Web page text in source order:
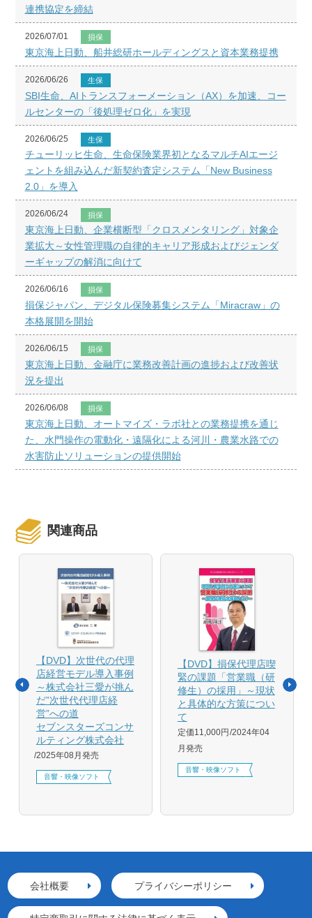
連携協定を締結
2026/07/01 損保
東京海上日動、船井総研ホールディングスと資本業務提携
2026/06/26 生保
SBI生命、AIトランスフォーメーション（AX）を加速、コー
ルセンターの「後処理ゼロ化」を実現
2026/06/25 生保
チューリッヒ生命、生命保険業界初となるマルチAIエージ
ェントを組み込んだ新契約査定システム「New Business
2.0」を導入
2026/06/24 損保
東京海上日動、企業横断型「クロスメンタリング」対象企
業拡大～女性管理職の自律的キャリア形成およびジェンダ
ーギャップの解消に向けて
2026/06/16 損保
損保ジャパン、デジタル保険募集システム「Miracraw」の
本格展開を開始
2026/06/15 損保
東京海上日動、金融庁に業務改善計画の進捗および改善状
況を提出
2026/06/08 損保
東京海上日動、オートマイズ・ラボ社との業務提携を通じ
た、水門操作の電動化・遠隔化による河川・農業水路での
水害防止ソリューションの提供開始
関連商品
【DVD】次世代の代理
店経営モデル導入事例
～株式会社三愛が挑ん
だ”次世代代理店経
営”への道
セブンスターズコンサ
ルティング株式会社
2025年08月発売
音響・映像ソフト
【DVD】損保代理店喫
緊の課題「営業職（研
修生）の採用」～現状
と具体的な方策につい
て
定価11,000円 2024年04
月発売
音響・映像ソフト
会社概要 プライバシーポリシー